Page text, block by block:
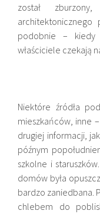
został
podobnie – kiedy
właściciele czekają
Niektóre źródła
mieszkańców, inne
drugiej informacji,
późnym
szkolne i
domów była
bardzo zaniedbana.
chlebem do